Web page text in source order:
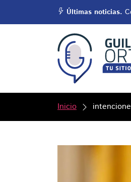
Últimas noticias.
Inicio